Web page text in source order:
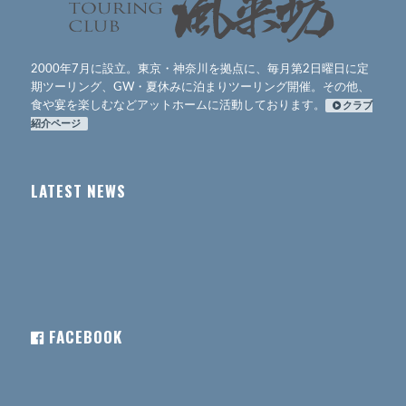
2000年7月に設立。東京・神奈川を拠点に、毎月第2日曜日に定
期ツーリング、GW・夏休みに泊まりツーリング開催。その他、
食や宴を楽しむなどアットホームに活動しております。
クラブ
紹介ページ
LATEST NEWS
FACEBOOK